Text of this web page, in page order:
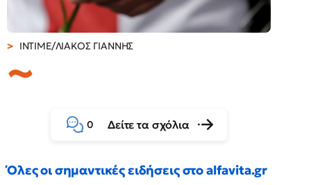
INTIME/ΛΙΑΚΟΣ ΓΙΑΝΝΗΣ
0 Δείτε τα σχόλια
Όλες οι σημαντικές ειδήσεις στο alfavita.gr